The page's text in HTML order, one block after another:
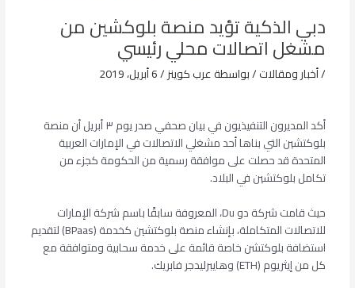
دبي الذكية تؤيد منصة بلوكشين من
مشغل اتصالات محلي رئيسي
/أخبار ومقالات/ بواسطةعرب كوينز/6 أبريل، 2019
أكد المديرون التنفيذيون في بيان صحفي صدر يوم ٣ أبريل أن منصة
بلوكتشين التي بناها أحد مشغلي الاتصالات في الإمارات العربية
المتحدة قد حصلت على موافقة رسمية من الحكومة كجزء من
تكامل بلوكتشين في البلاد.
حيث قامت شركة دو Du، المعروفة سابقًا باسم شركة الإمارات
للاتصالات المتكاملة، بإنشاء منصة بلوكتشين كخدمة (BPaas) لتقديم
استضافة بلوكتشن خاصة قائمة على خدمة سحابية ومتوافقة مع
كل من إيثريوم (ETH) وهايبرليدجر فابريك.